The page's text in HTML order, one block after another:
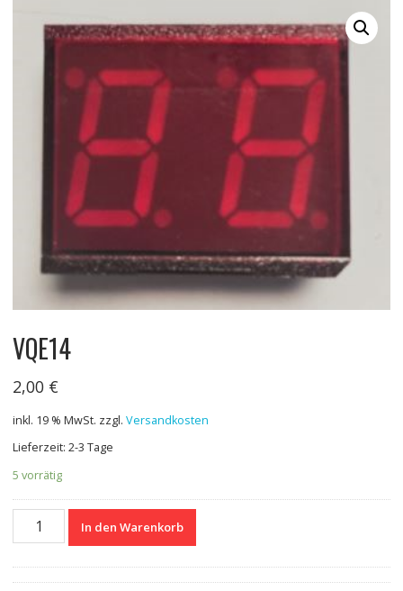
VQE14
2,00 €
inkl. 19 % MwSt. zzgl. Versandkosten
Lieferzeit: 2-3 Tage
5 vorrätig
VQE14
Menge
In den Warenkorb